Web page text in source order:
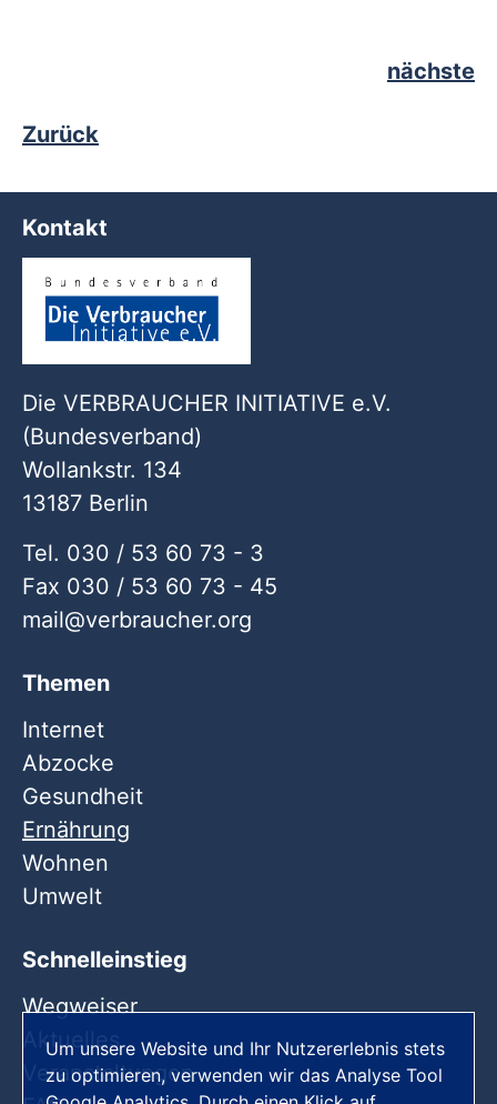
nächste
Zurück
Kontakt
Die VERBRAUCHER INITIATIVE e.V.
(Bundesverband)
Wollankstr. 134
13187 Berlin
Tel. 030 / 53 60 73 - 3
Fax 030 / 53 60 73 - 45
mail
verbraucher org
Themen
Internet
Abzocke
Gesundheit
Ernährung
Wohnen
Umwelt
Schnelleinstieg
Wegweiser
Aktuelles
Veranstaltungen
Um unsere Website und Ihr Nutzererlebnis stets
zu optimieren, verwenden wir das Analyse Tool